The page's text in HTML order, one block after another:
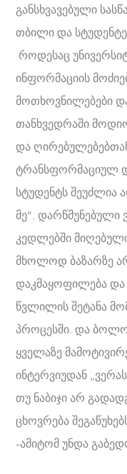
განსხვავებული
თბილი და
როდესაც
ინფორმაციის
მოთხოვნილებები
თანხვედრაში
და
ტრანსფორმაციულ
სტუდენტს შეუძლია
მე“.
კედლებში
მხოლოდ ბაზარზე
დაკმაყოფილება და
წვლილის შეტანა
პროცესში. და
ყველაზე
ინტერვიუდან
თუ ნაბიჯი არ
ცხოვრება
-ამიტომ უნდა